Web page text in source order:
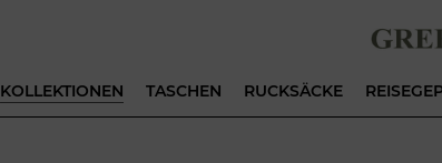
KOLLEKTIONEN TASCHEN RUCKSÄCKE